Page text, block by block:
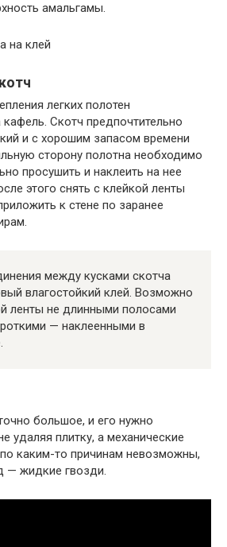
амальгамы.
легких полотен
Скотч предпочтительно
и с хорошим запасом времени
сторону полотна необходимо
просушить и наклеить на нее
этого снять с клейкой ленты
к стене по заранее
между кусками скотча
влагостойкий клей. Возможно
ленты не длинными полосами
— наклеенными в
большое, и его нужно
удаляя плитку, а механические
каким-то причинам невозможны,
— жидкие гвозди.